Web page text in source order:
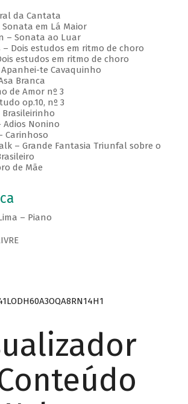
da Cantata
Sonata em Lá Maior
– Sonata ao Luar
– Dois estudos em ritmo de choro
estudos em ritmo de choro
te Cavaquinho
Branca
de Amor nº 3
op.10, nº 3
Brasileirinho
Adios Nonino
Carinhoso
– Grande Fantasia Triunfal sobre o
de Mãe
– Piano